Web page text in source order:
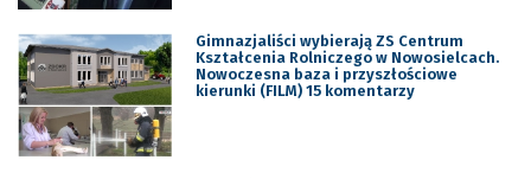
Gimnazjaliści wybierają ZS Centrum
Kształcenia Rolniczego w Nowosielcach.
Nowoczesna baza i przyszłościowe
kierunki (FILM) 15 komentarzy